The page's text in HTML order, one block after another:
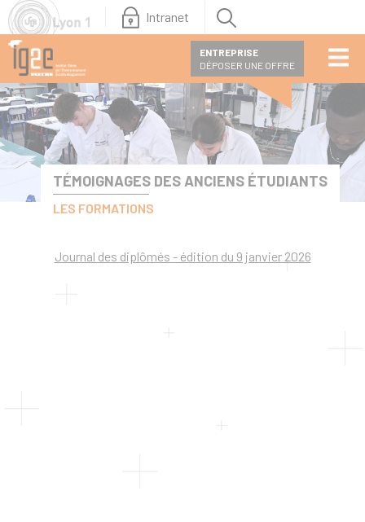
Intranet
ENTREPRISE
DÉPOSER UNE OFFRE
TÉMOIGNAGES DES ANCIENS ÉTUDIANTS
LES FORMATIONS
Journal des diplômés - édition du 9 janvier 2026